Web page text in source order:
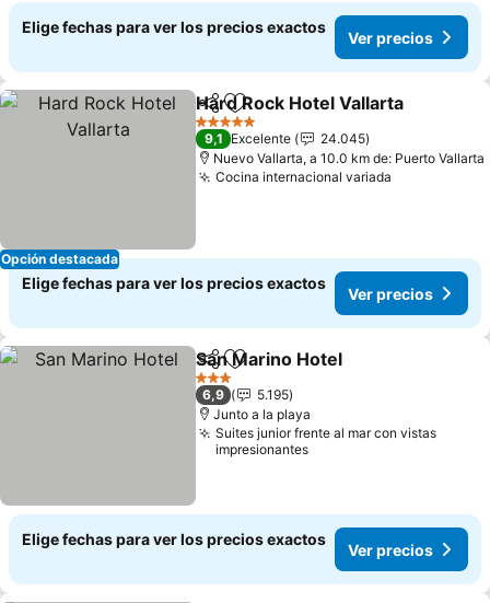
Elige fechas para ver los precios exactos
Ver precios
Opción destacada
CompartirAgregar a favoritos
Hard Rock Hotel Vallarta
5 Estrellas
9,1 Excelente
24.045
Nuevo Vallarta, a 10.0 km de: Puerto Vallarta
Cocina internacional variada
Elige fechas para ver los precios exactos
Ver precios
CompartirAgregar a favoritos
San Marino Hotel
3 Estrellas
6,9
5.195
Junto a la playa
Suites junior frente al mar con vistas
impresionantes
Elige fechas para ver los precios exactos
Ver precios